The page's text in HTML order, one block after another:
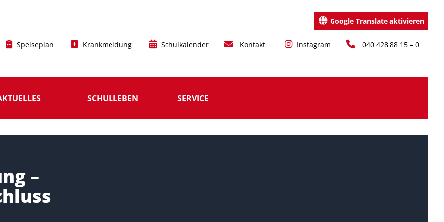
Google Translate aktivieren
Speiseplan Krankmeldung Schulkalender Kontakt Instagram 040 428 88 15 – 0
SCHULLEBEN SERVICE
–